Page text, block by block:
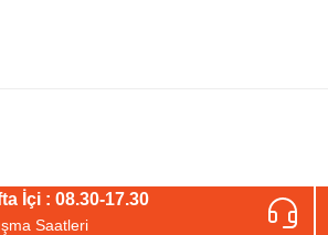
İçi : 08.30-17.30
Saatleri